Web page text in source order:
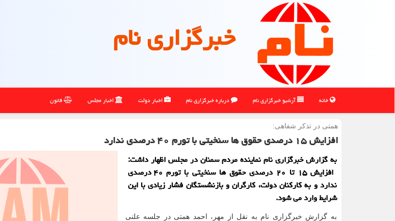
خبرگزاری نام
خانه آرشیو خبرگزاری نام درباره خبرگزاری نام اخبار دولت اخبار مجلس قانون
همتی در تذكر شفاهی:
افزایش ۱۵ درصدی حقوق ها سنخیتی با تورم ۴۰ درصدی ندارد
به گزارش خبرگزاری نام نماینده مردم سمنان در مجلس اظهار داشت:
افزایش ۱۵ تا ۲۰ درصدی حقوق ها سنخیتی با تورم ۴۰ درصدی
ندارد و به كاركنان دولت، كارگران و بازنشستگان فشار زیادی با این
شرایط وارد می شود.
به گزارش خبرگزاری نام به نقل از مهر، احمد همتی در جلسه علنی